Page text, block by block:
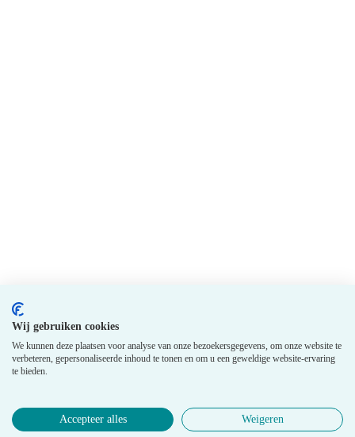
Wij gebruiken cookies
We kunnen deze plaatsen voor analyse van onze bezoekersgegevens, om onze website te
verbeteren, gepersonaliseerde inhoud te tonen en om u een geweldige website-ervaring
te bieden.
Accepteer alles Weigeren